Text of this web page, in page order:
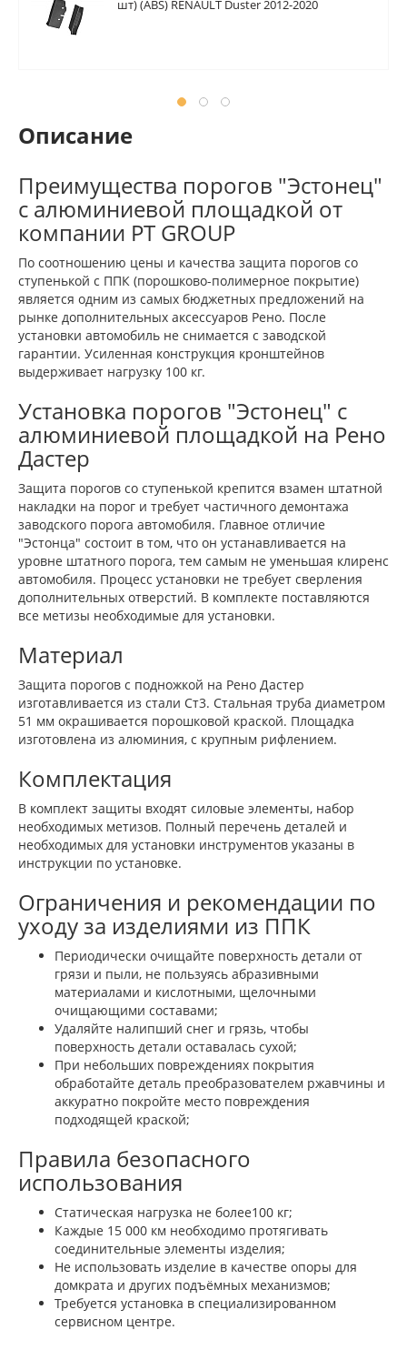
шт) (ABS) RENAULT Duster 2012-2020
Описание
Преимущества порогов "Эстонец"
с алюминиевой площадкой от
компании PT GROUP
По соотношению цены и качества защита порогов со
ступенькой c ППК (порошково-полимерное покрытие)
является одним из самых бюджетных предложений на
рынке дополнительных аксессуаров Рено. После
установки автомобиль не снимается с заводской
гарантии. Усиленная конструкция кронштейнов
выдерживает нагрузку 100 кг.
Установка порогов "Эстонец" с
алюминиевой площадкой на Рено
Дастер
Защита порогов со ступенькой крепится взамен штатной
накладки на порог и требует частичного демонтажа
заводского порога автомобиля. Главное отличие
"Эстонца" состоит в том, что он устанавливается на
уровне штатного порога, тем самым не уменьшая клиренс
автомобиля. Процесс установки не требует сверления
дополнительных отверстий. В комплекте поставляются
все метизы необходимые для установки.
Материал
Защита порогов с подножкой на Рено Дастер
изготавливается из стали Ст3. Стальная труба диаметром
51 мм окрашивается порошковой краской. Площадка
изготовлена из алюминия, с крупным рифлением.
Комплектация
В комплект защиты входят силовые элементы, набор
необходимых метизов. Полный перечень деталей и
необходимых для установки инструментов указаны в
инструкции по установке.
Ограничения и рекомендации по
уходу за изделиями из ППК
Периодически очищайте поверхность детали от
грязи и пыли, не пользуясь абразивными
материалами и кислотными, щелочными
очищающими составами;
Удаляйте налипший снег и грязь, чтобы
поверхность детали оставалась сухой;
При небольших повреждениях покрытия
обработайте деталь преобразователем ржавчины и
аккуратно покройте место повреждения
подходящей краской;
Правила безопасного
использования
Статическая нагрузка не более100 кг;
Каждые 15 000 км необходимо протягивать
соединительные элементы изделия;
Не использовать изделие в качестве опоры для
домкрата и других подъёмных механизмов;
Требуется установка в специализированном
сервисном центре.